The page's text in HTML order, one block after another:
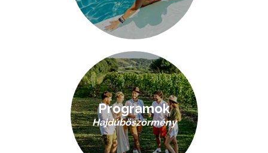
Programok
Hajdúböszörmény